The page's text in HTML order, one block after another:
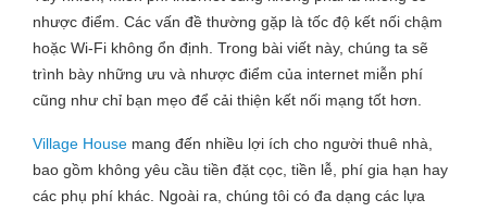
nhược điểm. Các vấn đề thường gặp là tốc độ kết nối chậm
hoặc Wi-Fi không ổn định. Trong bài viết này, chúng ta sẽ
trình bày những ưu và nhược điểm của internet miễn phí
cũng như chỉ bạn mẹo để cải thiện kết nối mạng tốt hơn.
Village House mang đến nhiều lợi ích cho người thuê nhà,
bao gồm không yêu cầu tiền đặt cọc, tiền lễ, phí gia hạn hay
các phụ phí khác. Ngoài ra, chúng tôi có đa dạng các lựa